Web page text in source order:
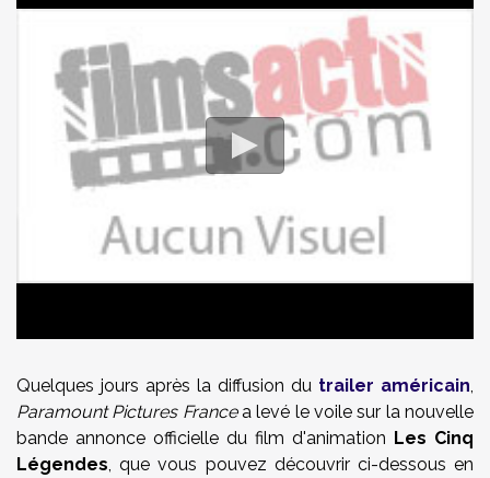
Quelques jours après la diffusion du trailer américain,
Paramount Pictures Francea levé le voile sur la nouvelle
bande annonce officielle du film d'animation Les Cinq
Légendes, que vous pouvez découvrir ci-dessous en